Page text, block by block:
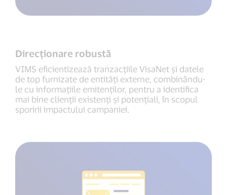
Direcționare robustă
VIMS eficientizează tranzacțiile VisaNet și datele
de top furnizate de entități externe, combinându-
le cu informațiile emitenților, pentru a identifica
mai bine clienții existenți și potențiali, în scopul
sporirii impactului campaniei.